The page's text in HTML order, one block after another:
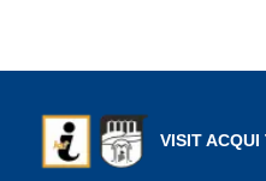
VISIT ACQUI